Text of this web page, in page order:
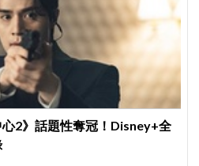
2》話題性奪冠！Disney+全